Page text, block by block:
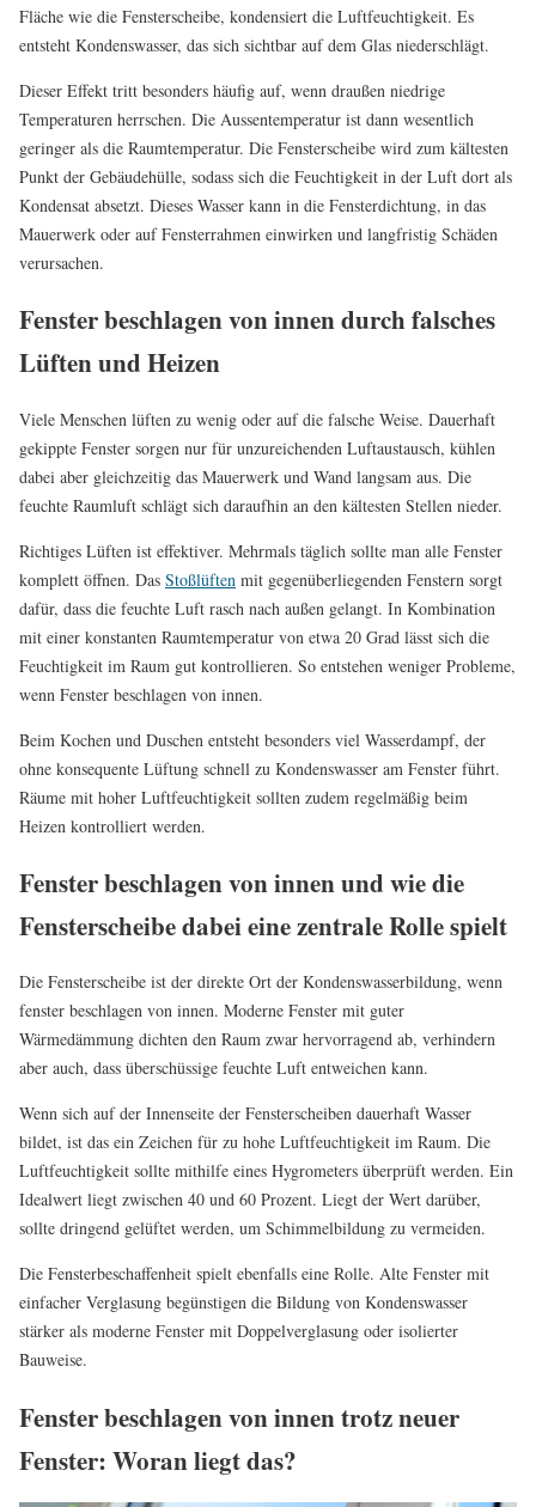
Fläche wie die Fensterscheibe, kondensiert die Luftfeuchtigkeit. Es
entsteht Kondenswasser, das sich sichtbar auf dem Glas niederschlägt.
Dieser Effekt tritt besonders häufig auf, wenn draußen niedrige
Temperaturen herrschen. Die Aussentemperatur ist dann wesentlich
geringer als die Raumtemperatur. Die Fensterscheibe wird zum kältesten
Punkt der Gebäudehülle, sodass sich die Feuchtigkeit in der Luft dort als
Kondensat absetzt. Dieses Wasser kann in die Fensterdichtung, in das
Mauerwerk oder auf Fensterrahmen einwirken und langfristig Schäden
verursachen.
Fenster beschlagen von innen durch falsches
Lüften und Heizen
Viele Menschen lüften zu wenig oder auf die falsche Weise. Dauerhaft
gekippte Fenster sorgen nur für unzureichenden Luftaustausch, kühlen
dabei aber gleichzeitig das Mauerwerk und Wand langsam aus. Die
feuchte Raumluft schlägt sich daraufhin an den kältesten Stellen nieder.
Richtiges Lüften ist effektiver. Mehrmals täglich sollte man alle Fenster
komplett öffnen. Das Stoßlüften mit gegenüberliegenden Fenstern sorgt
dafür, dass die feuchte Luft rasch nach außen gelangt. In Kombination
mit einer konstanten Raumtemperatur von etwa 20 Grad lässt sich die
Feuchtigkeit im Raum gut kontrollieren. So entstehen weniger Probleme,
wenn Fenster beschlagen von innen.
Beim Kochen und Duschen entsteht besonders viel Wasserdampf, der
ohne konsequente Lüftung schnell zu Kondenswasser am Fenster führt.
Räume mit hoher Luftfeuchtigkeit sollten zudem regelmäßig beim
Heizen kontrolliert werden.
Fenster beschlagen von innen und wie die
Fensterscheibe dabei eine zentrale Rolle spielt
Die Fensterscheibe ist der direkte Ort der Kondenswasserbildung, wenn
fenster beschlagen von innen. Moderne Fenster mit guter
Wärmedämmung dichten den Raum zwar hervorragend ab, verhindern
aber auch, dass überschüssige feuchte Luft entweichen kann.
Wenn sich auf der Innenseite der Fensterscheiben dauerhaft Wasser
bildet, ist das ein Zeichen für zu hohe Luftfeuchtigkeit im Raum. Die
Luftfeuchtigkeit sollte mithilfe eines Hygrometers überprüft werden. Ein
Idealwert liegt zwischen 40 und 60 Prozent. Liegt der Wert darüber,
sollte dringend gelüftet werden, um Schimmelbildung zu vermeiden.
Die Fensterbeschaffenheit spielt ebenfalls eine Rolle. Alte Fenster mit
einfacher Verglasung begünstigen die Bildung von Kondenswasser
stärker als moderne Fenster mit Doppelverglasung oder isolierter
Bauweise.
Fenster beschlagen von innen trotz neuer
Fenster: Woran liegt das?